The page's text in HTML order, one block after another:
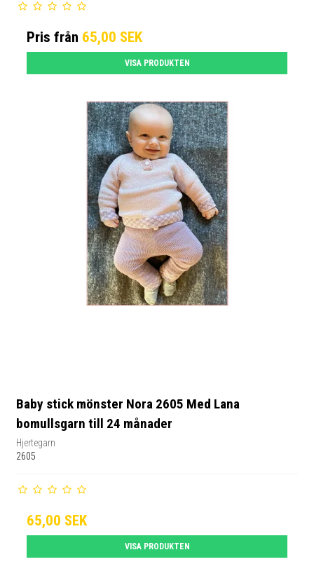
Pris från 65,00 SEK
VISA PRODUKTEN
Baby stick mönster Nora 2605 Med Lana
bomullsgarn till 24 månader
Hjertegarn
2605
65,00 SEK
VISA PRODUKTEN